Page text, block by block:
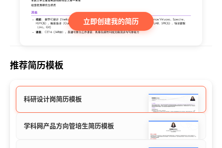
立即创建我的简历
推荐简历模板
科研设计岗简历模板
学科网产品方向管培生简历模板